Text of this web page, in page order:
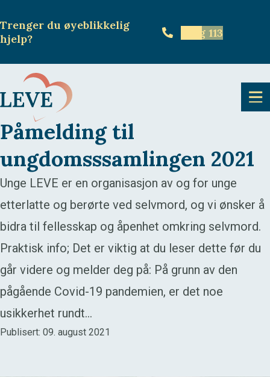
Trenger du øyeblikkelig
hjelp? Ring 113
Påmelding til
ungdomsssamlingen 2021
Unge LEVE er en organisasjon av og for unge
etterlatte og berørte ved selvmord, og vi ønsker å
bidra til fellesskap og åpenhet omkring selvmord.
Praktisk info; Det er viktig at du leser dette før du
går videre og melder deg på: På grunn av den
pågående Covid-19 pandemien, er det noe
usikkerhet rundt…
Publisert: 09. august 2021